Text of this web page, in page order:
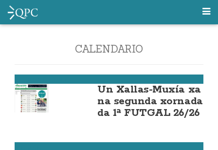
CALENDARIO
Un Xallas-Muxía xa
na segunda xornada
da 1ª FUTGAL 26/26